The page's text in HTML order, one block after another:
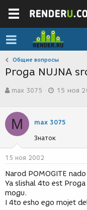
Общие вопросы
Proga NUJNA
в
о
р
т
е
м
ы
max 3075
а
с
з
д
и
я
15 ноя
M max 3075
Знаток
15 ноя 2002
Narod POMOGITE
Ya slishal 4to est Proga
mogu.
I 4to esho ego mojet